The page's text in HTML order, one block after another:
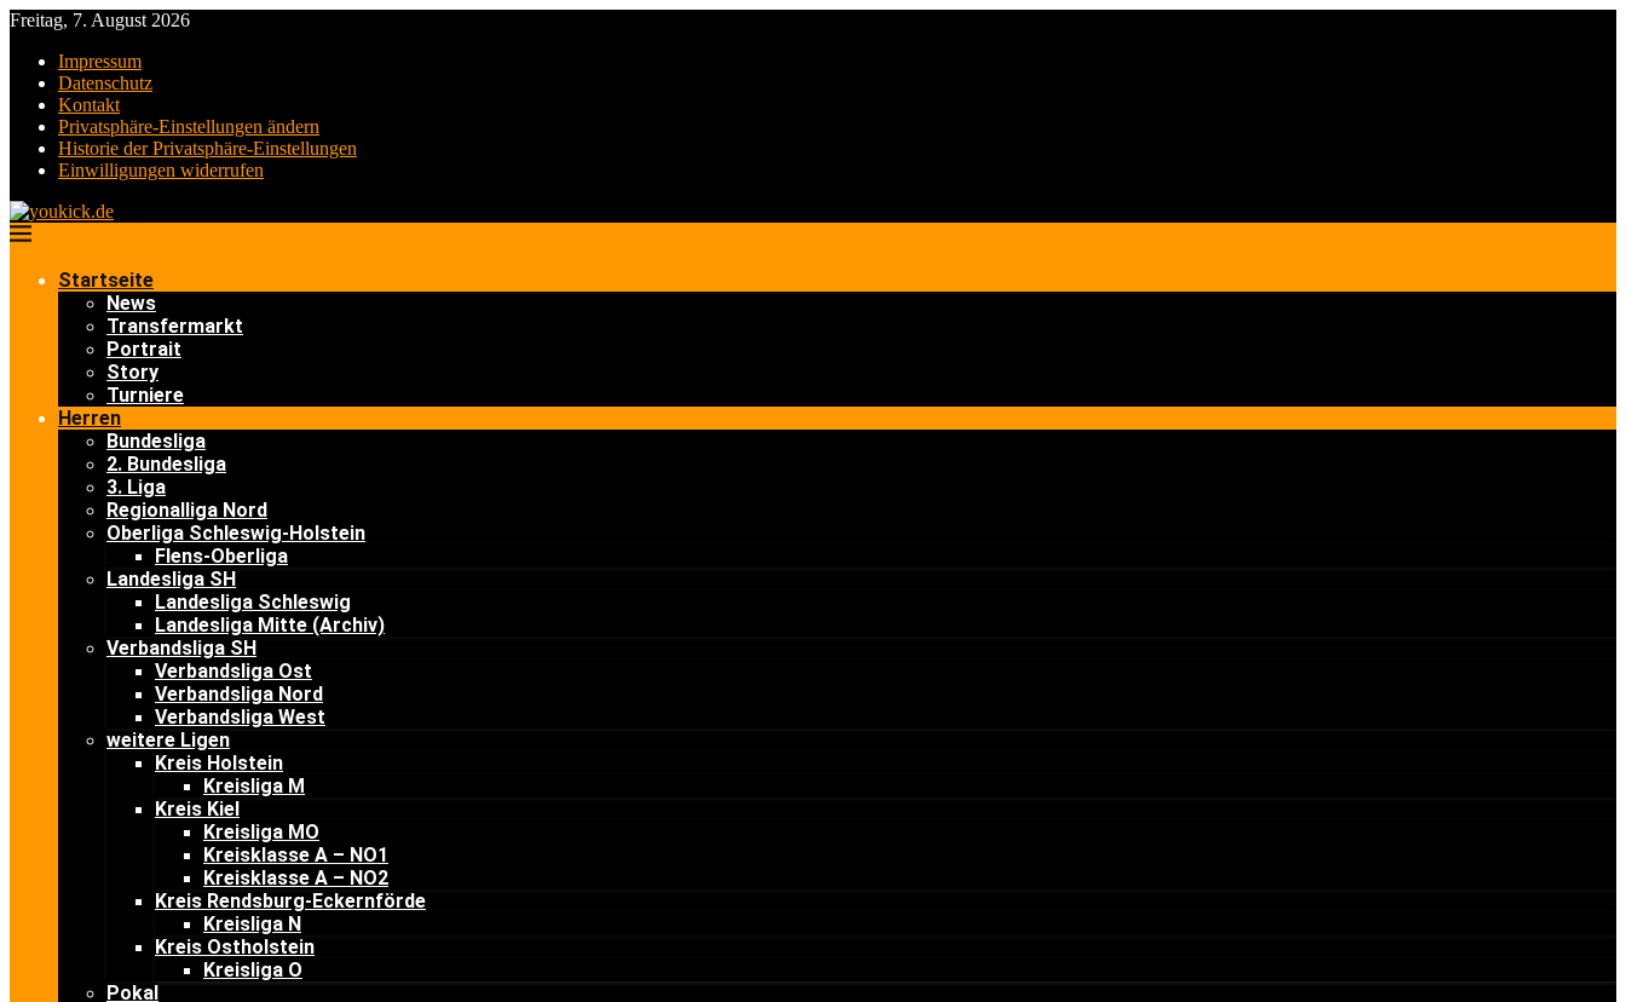
Freitag, 7. August 2026
Impressum
Datenschutz
Kontakt
Privatsphäre-Einstellungen ändern
Historie der Privatsphäre-Einstellungen
Einwilligungen widerrufen
Startseite
News
Transfermarkt
Portrait
Story
Turniere
Herren
Bundesliga
2. Bundesliga
3. Liga
Regionalliga Nord
Oberliga Schleswig-Holstein
Flens-Oberliga
Landesliga SH
Landesliga Schleswig
Landesliga Mitte (Archiv)
Verbandsliga SH
Verbandsliga Ost
Verbandsliga Nord
Verbandsliga West
weitere Ligen
Kreis Holstein
Kreisliga M
Kreis Kiel
Kreisliga MO
Kreisklasse A – NO1
Kreisklasse A – NO2
Kreis Rendsburg-Eckernförde
Kreisliga N
Kreis Ostholstein
Kreisliga O
Pokal